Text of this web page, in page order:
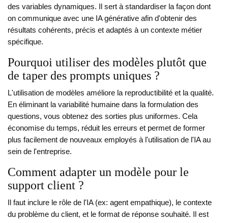
des variables dynamiques. Il sert à standardiser la façon dont
on communique avec une IA générative afin d'obtenir des
résultats cohérents, précis et adaptés à un contexte métier
spécifique.
Pourquoi utiliser des modèles plutôt que
de taper des prompts uniques ?
L'utilisation de modèles améliore la reproductibilité et la qualité.
En éliminant la variabilité humaine dans la formulation des
questions, vous obtenez des sorties plus uniformes. Cela
économise du temps, réduit les erreurs et permet de former
plus facilement de nouveaux employés à l'utilisation de l'IA au
sein de l'entreprise.
Comment adapter un modèle pour le
support client ?
Il faut inclure le rôle de l'IA (ex: agent empathique), le contexte
du problème du client, et le format de réponse souhaité. Il est